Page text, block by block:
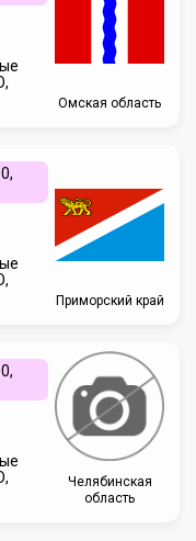
Омская область
Приморский край
Челябинская
область